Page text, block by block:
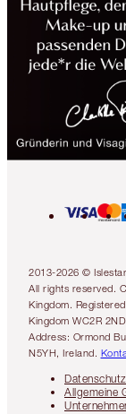
2013-2026 ©
All rights reserved.
Kingdom.
Kingdom WC2R
Address: Ormond
N5YH, Ireland.
Allgemeine